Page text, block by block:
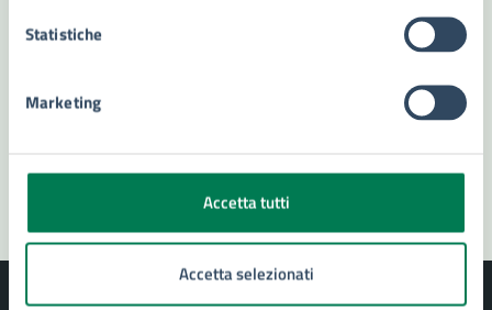
Statistiche
Marketing
Accetta tutti
Accetta selezionati
Problemi in città
Segnala disservizio